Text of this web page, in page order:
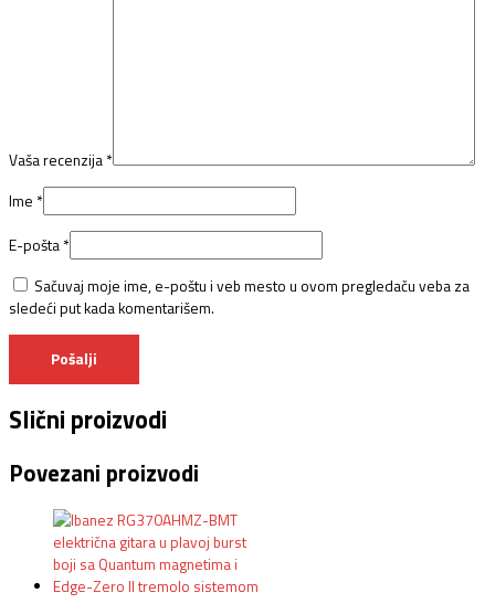
Vaša recenzija *
Ime *
E-pošta *
Sačuvaj moje ime, e-poštu i veb mesto u ovom pregledaču veba za
sledeći put kada komentarišem.
Slični proizvodi
Povezani proizvodi